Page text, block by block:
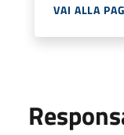
VAI ALLA